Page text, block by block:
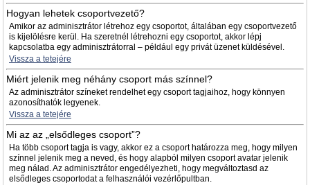
Hogyan lehetek csoportvezető?
Amikor az adminisztrátor létrehoz egy csoportot, általában egy csoportvezető
is kijelölésre kerül. Ha szeretnél létrehozni egy csoportot, akkor lépj
kapcsolatba egy adminisztrátorral – például egy privát üzenet küldésével.
Vissza a tetejére
Miért jelenik meg néhány csoport más színnel?
Az adminisztrátor színeket rendelhet egy csoport tagjaihoz, hogy könnyen
azonosíthatók legyenek.
Vissza a tetejére
Mi az az „elsődleges csoport”?
Ha több csoport tagja is vagy, akkor ez a csoport határozza meg, hogy milyen
színnel jelenik meg a neved, és hogy alapból milyen csoport avatar jelenik
meg nálad. Az adminisztrátor engedélyezheti, hogy megváltoztasd az
elsődleges csoportodat a felhasználói vezérlőpultban.